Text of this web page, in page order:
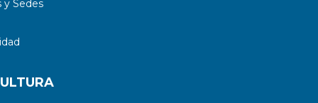
Sedes